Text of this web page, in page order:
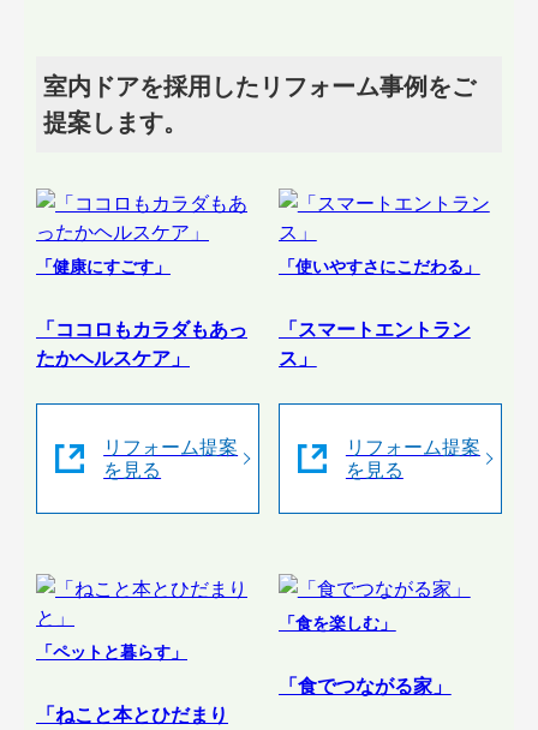
室内ドアを採用したリフォーム事例をご
提案します。
「健康にすごす」
「ココロもカラダもあっ
たかヘルスケア」
リフォーム提案
を見る
「使いやすさにこだわる」
「スマートエントラン
ス」
リフォーム提案
を見る
「ペットと暮らす」
「ねこと本とひだまり
「食を楽しむ」
「食でつながる家」